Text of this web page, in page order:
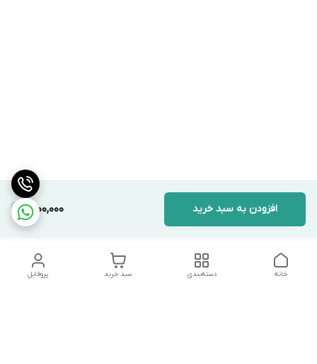
1,800,000 افزودن به سبد خرید
پروفایل سبد خرید دسته‌بندی خانه